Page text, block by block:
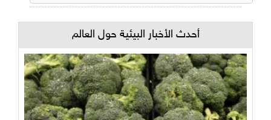
أحدث الأخبار البيئية حول العالم